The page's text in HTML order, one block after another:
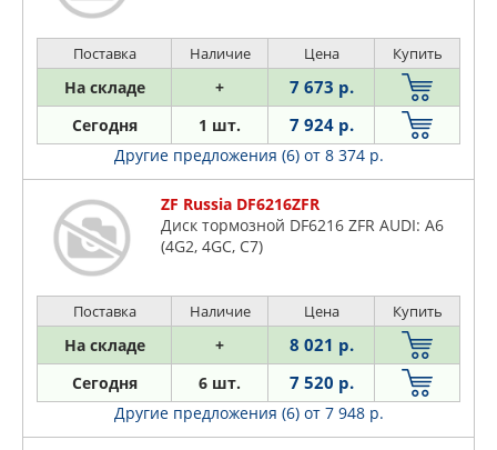
Поставка Наличие Цена Купить
На складе + 7 673 р.
Сегодня 1 шт. 7 924 р.
Другие предложения (6) от 8 374 р.
ZF Russia DF6216ZFR
Диск тормозной DF6216 ZFR AUDI: A6
(4G2, 4GC, C7)
Поставка Наличие Цена Купить
На складе + 8 021 р.
Сегодня 6 шт. 7 520 р.
Другие предложения (6) от 7 948 р.